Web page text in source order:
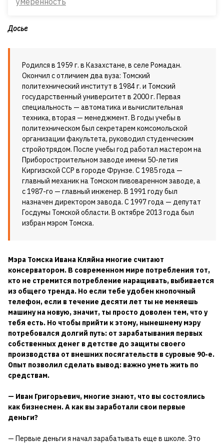
Досье
Родился в 1959 г. в Казахстане, в селе Ромадан.
Окончил с отличием два вуза: Томский
политехнический институт в 1984 г. и Томский
государственный университет в 2000 г. Первая
специальность — автоматика и вычислительная
техника, вторая — менеджмент. В годы учебы в
политехническом был секретарем комсомольской
организации факультета, руководил студенческим
стройотрядом. После учебы год работал мастером на
Приборостроительном заводе имени 50-летия
Киргизской ССР в городе Фрунзе. С 1985 года —
главный механик на Томском пивоваренном заводе, а
с 1987-го — главный инженер. В 1991 году был
назначен директором завода. С 1997 года — депутат
Госдумы Томской области. В октябре 2013 года был
избран мэром Томска.
Мэра Томска Ивана Кляйна многие считают
консерватором. В современном мире потребления тот,
кто не стремится потребление наращивать, выбивается
из общего тренда. Но если тебе удобен кнопочный
телефон, если в течение десяти лет ты не меняешь
машину на новую, значит, ты просто доволен тем, что у
тебя есть. Но чтобы прийти к этому, нынешнему мэру
потребовался долгий путь: от зарабатывания первых
собственных денег в детстве до защиты своего
производства от внешних посягательств в суровые 90-е.
Опыт позволил сделать вывод: важно уметь жить по
средствам.
— Иван Григорьевич, многие знают, что вы состоялись
как бизнесмен. А как вы заработали свои первые
деньги?
— Первые деньги я начал зарабатывать еще в школе. Это